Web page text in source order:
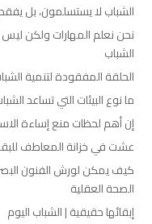
الشباب لا يستسلمون، بل
نحن نعلم المهارات ولكن
الشباب
الحلقة المفقودة لتنمية
ما نوع البيئات التي تساعد
إن أهم لحظات منع إساءة
عشت في خزانة المعاطف
كيف يمكن لورش الفنون
الصحة العقلية
إبقائها حقيقية | الشباب اليوم